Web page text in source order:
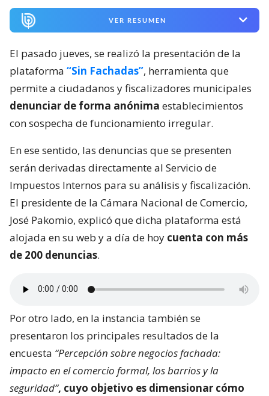
VER RESUMEN
El pasado jueves, se realizó la presentación de la
plataforma “Sin Fachadas”, herramienta que
permite a ciudadanos y fiscalizadores municipales
denunciar de forma anónima establecimientos
con sospecha de funcionamiento irregular.
En ese sentido, las denuncias que se presenten
serán derivadas directamente al Servicio de
Impuestos Internos para su análisis y fiscalización.
El presidente de la Cámara Nacional de Comercio,
José Pakomio, explicó que dicha plataforma está
alojada en su web y a día de hoy cuenta con más
de 200 denuncias.
Por otro lado, en la instancia también se
presentaron los principales resultados de la
encuesta “Percepción sobre negocios fachada:
impacto en el comercio formal, los barrios y la
seguridad”, cuyo objetivo es dimensionar cómo